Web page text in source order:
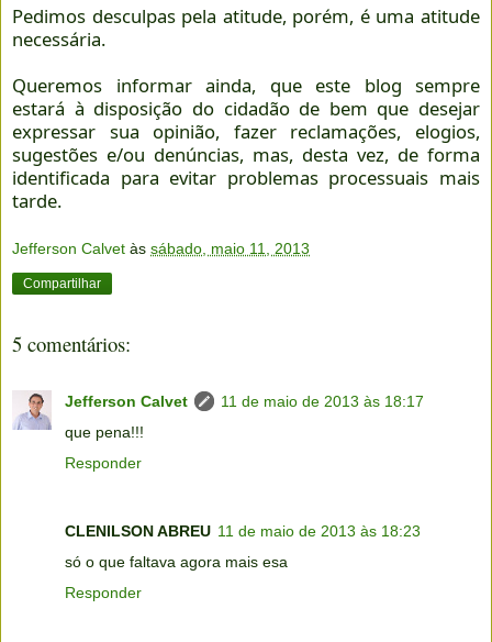
Pedimos desculpas pela atitude, porém, é uma atitude
necessária.
Queremos informar ainda, que este blog sempre
estará à disposição do cidadão de bem que desejar
expressar sua opinião, fazer reclamações, elogios,
sugestões e/ou denúncias, mas, desta vez, de forma
identificada para evitar problemas processuais mais
tarde.
Jefferson Calvet às sábado, maio 11, 2013
Compartilhar
5 comentários:
Jefferson Calvet
11 de maio de 2013 às 18:17
que pena!!!
Responder
CLENILSON ABREU 11 de maio de 2013 às 18:23
só o que faltava agora mais esa
Responder